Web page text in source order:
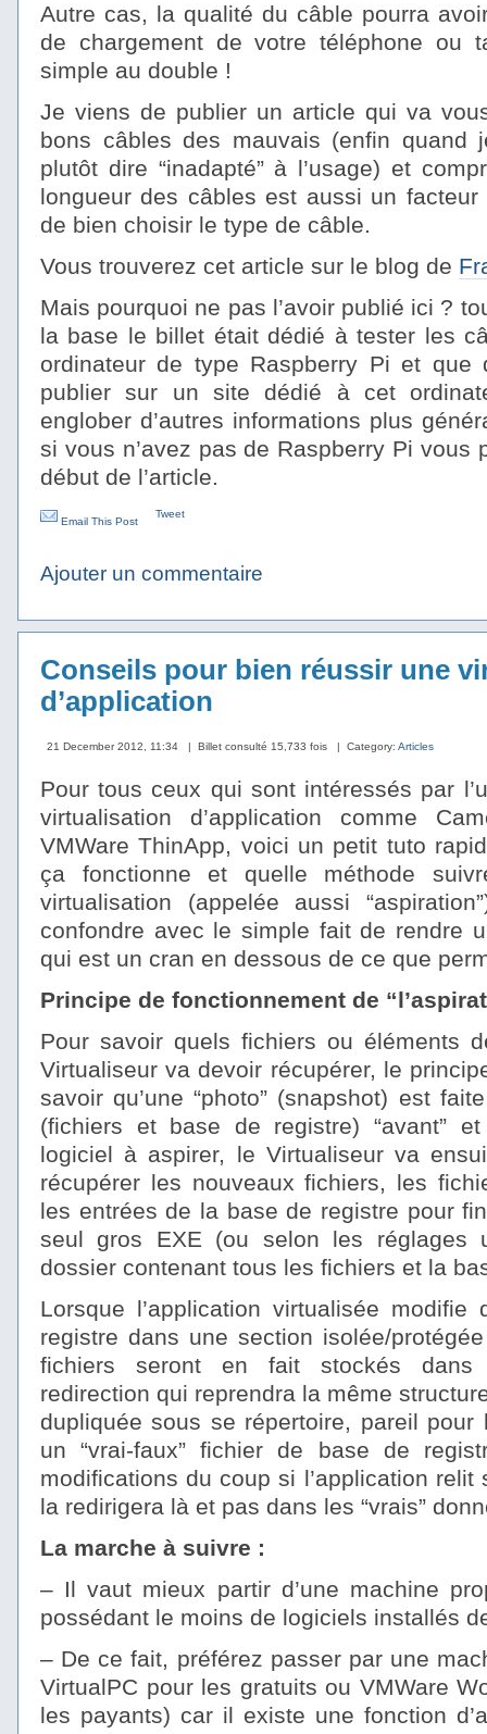
Autre cas, la qualité du câble pourra
de chargement de votre téléphone ou
simple au double !
Je viens de publier un article qui va
bons câbles des mauvais (enfin quand
plutôt dire “inadapté” à l’usage) et
longueur des câbles est aussi un
de bien choisir le type de câble.
Vous trouverez cet article sur le blog de
Mais pourquoi ne pas l’avoir publié ici ?
la base le billet était dédié à tester les
ordinateur de type Raspberry Pi et que
publier sur un site dédié à cet
englober d’autres informations plus
si vous n’avez pas de Raspberry Pi vous
début de l’article.
Email This Post
Tweet
Ajouter un commentaire
Conseils pour bien réussir une
d’application
21 December 2012, 11:34 | Billet consulté 15,733 fois | Category: Articles
Pour tous ceux qui sont intéressés par
virtualisation d’application comme
VMWare ThinApp, voici un petit tuto
ça fonctionne et quelle méthode
virtualisation (appelée aussi
confondre avec le simple fait de rendre
qui est un cran en dessous de ce que
Principe de fonctionnement de
Pour savoir quels fichiers ou éléments
Virtualiseur va devoir récupérer, le
savoir qu’une “photo” (snapshot) est
(fichiers et base de registre) “avant” et
logiciel à aspirer, le Virtualiseur va
récupérer les nouveaux fichiers, les
les entrées de la base de registre pour
seul gros EXE (ou selon les réglages
dossier contenant tous les fichiers et la
Lorsque l’application virtualisée
registre dans une section isolée/
fichiers seront en fait stockés dans
redirection qui reprendra la même
dupliquée sous se répertoire, pareil
un “vrai-faux” fichier de base de
modifications du coup si l’application
la redirigera là et pas dans les “vrais”
La marche à suivre :
– Il vaut mieux partir d’une machine
possédant le moins de logiciels installés
– De ce fait, préférez passer par une
VirtualPC pour les gratuits ou VMWare
les payants) car il existe une fonction